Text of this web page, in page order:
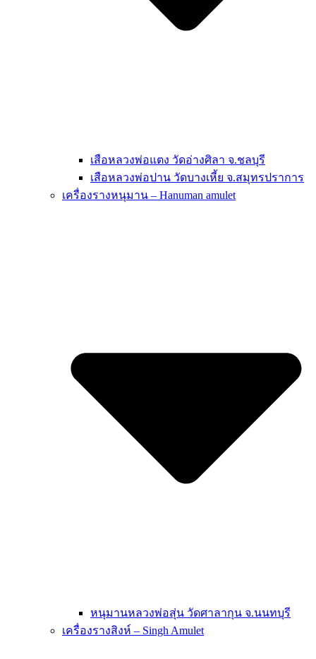
เสือหลวงพ่อแตง วัดอ่างศิลา จ.ชลบุรี
เสือหลวงพ่อปาน วัดบางเหี้ย จ.สมุทรปราการ
เครื่องรางหนุมาน – Hanuman amulet
หนุมานหลวงพ่อสุ่น วัดศาลากุน จ.นนทบุรี
เครื่องรางสิงห์ – Singh Amulet